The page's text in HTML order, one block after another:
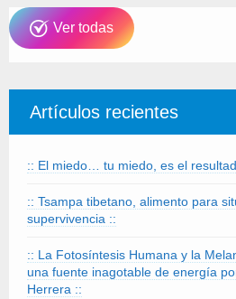
Ver todas
Artículos recientes
:: El miedo… tu miedo, es el
:: Tsampa tibetano, alimento para
supervivencia ::
:: La Fotosíntesis Humana y la
una fuente inagotable de energía
Herrera ::